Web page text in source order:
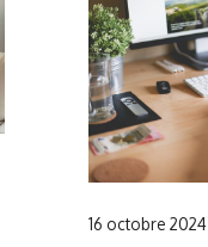
16 octobre 2024